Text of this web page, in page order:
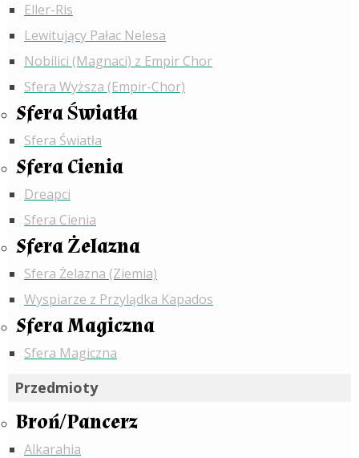
Eller-Ris
Lewitujący Pałac Nelesa
Nobilici (Magnaci) z Empir Chor
Sfera Wyższa (Empir-Chor)
Sfera Światła
Sfera Światła
Sfera Cienia
Dreapci
Sfera Cienia
Sfera Żelazna
Sfera Żelazna (Ziemia)
Wyspiarze z Przylądka Kapados
Sfera Magiczna
Sfera Magiczna
Przedmioty
Broń/Pancerz
Alkarahia